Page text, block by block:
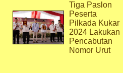
Tiga Paslon
Peserta
Pilkada Kukar
2024 Lakukan
Pencabutan
Nomor Urut